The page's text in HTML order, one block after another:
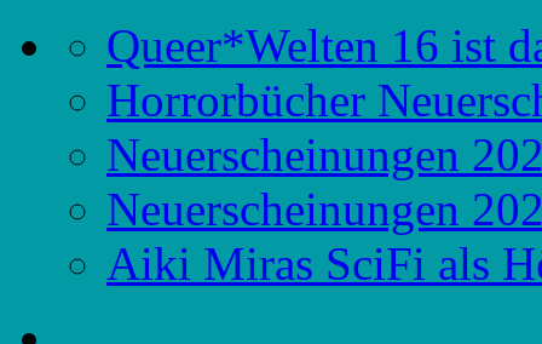
Queer*Welten 16 ist
Horrorbücher
Neuerscheinungen
Neuerscheinungen
Aiki Miras SciFi als